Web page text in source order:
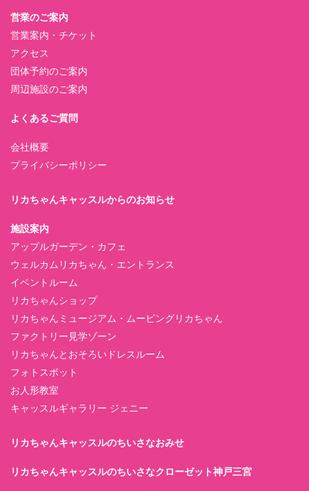
営業のご案内
営業案内・チケット
アクセス
団体予約のご案内
周辺施設のご案内
よくあるご質問
会社概要
プライバシーポリシー
リカちゃんキャッスルからのお知らせ
施設案内
アップルガーデン・カフェ
ウェルカムリカちゃん・エントランス
イベントルーム
リカちゃんショップ
リカちゃんミュージアム・ムービングリカちゃん
ファクトリー見学ゾーン
リカちゃんとおそろいドレスルーム
フォトスポット
お人形教室
キャッスルギャラリー ジェニー
リカちゃんキャッスルのちいさなおみせ
リカちゃんキャッスルのちいさなクローゼット神戸三宮